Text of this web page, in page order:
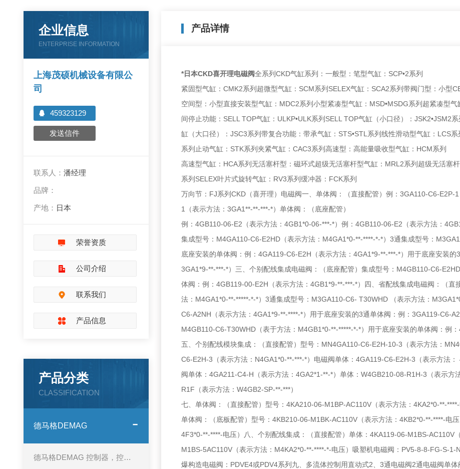
产品详情
*日本CKD喜开理电磁阀全系列CKD气缸系列：一般型：笔型气缸：SCP•2系列
紧固型气缸：CMK2系列超微型气缸：SCM系列SELEX气缸：SCA2系列带阀门型：小型
空间型：小型直接安装型气缸：MDC2系列小型紧凑型气缸：MSD•MSDG系列超紧凑型
间停止功能：SELL TOP气缸：ULKP•ULK系列SELL TOP气缸（小口径）：JSK2•JSM2
缸（大口径）：JSC3系列带复合功能：带承气缸：STS•STL系列线性滑动型气缸：LCS
系列止动气缸：STK系列夹紧气缸：CAC3系列高速型：高能量吸收型气缸：HCM系列
高速型气缸：HCA系列无活塞杆型：磁环式超级无活塞杆型气缸：MRL2系列超级无活塞
系列SELEX叶片式旋转气缸：RV3系列缓冲器：FCK系列
万向节：FJ系列CKD（喜开理）电磁阀一、单体阀：（直接配管）例：3GA110-C6-E2P-
1（表示方法：3GA1**-**-***-*）单体阀：（底座配管）
例：4GB110-06-E2（表示方法：4GB1*0-06-***-*）例：4GB110-06-E2（表示方法：
集成型号：M4GA110-C6-E2HD（表示方法：M4GA1*0-**-****-*-*）3通集成型号：
底座安装的单体阀：例：4GA119-C6-E2H（表示方法：4GA1*9-**-***-*）用于底座安装
3GA1*9-**-***-*）三、个别配线集成电磁阀：（底座配管）集成型号：M4GB110-C6-
体阀：例：4GB119-00-E2H（表示方法：4GB1*9-**-***-*）四、省配线集成电磁阀：（
法：M4GA1*0-**-*****-*-*）3通集成型号：M3GA110-C6- T30WHD （表示方法：
C6-A2NH（表示方法：4GA1*9-**-****-*）用于底座安装的3通单体阀：例：3GA119-C6-
M4GB110-C6-T30WHD（表于方法：M4GB1*0-**-*****-*-*）用于底座安装的单体阀：例
五、个别配线模块集成：（直接配管）型号：MN4GA110-C6-E2H-10-3（表示方法：
C6-E2H-3（表示方法：N4GA1*0-**-***-*）电磁阀单体：4GA119-C6-E2H-3（表示方法
阀单体：4GA211-C4-H（表示方法：4GA2*1-**-*）单体：W4GB210-08-R1H-3（表示方
R1F（表示方法：W4GB2-SP-**-***）
七、单体阀：（直接配管）型号：4KA210-06-M1BP-AC110V（表示方法：4KA2*0-**-****-
单体阀：（底板配管）型号：4KB210-06-M1BK-AC110V（表示方法：4KB2*0-**-****-电
4F3*0-**-****-电压）八、个别配线集成：（直接配管）单体：4KA119-06-M1BS-AC110V
M1BS-5AC110V（表示方法：M4KA2*0-**-****-*-电压）吸塑机电磁阀：PV5-8-8-FG-S-
爆构造电磁阀：PDVE4或PDV4系列九、多流体控制用直动式2、3通电磁阀2通电磁阀单
企业信息
ENTERPRISE INFORMATION
上海茂硕机械设备有限公
司
459323129
发送信件
联系人：潘经理
品牌：
产地： 日本
荣誉资质
公司介绍
联系我们
产品信息
产品分类
CLASSIFICATION
德马格DEMAG
德马格DEMAG 控制器，控制面板